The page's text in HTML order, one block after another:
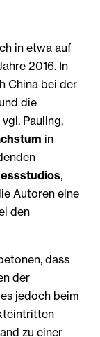
in etwa auf
2016. In
China bei der
die
Pauling,
in
,
Autoren eine
den
dass
der
jedoch beim
zu einer